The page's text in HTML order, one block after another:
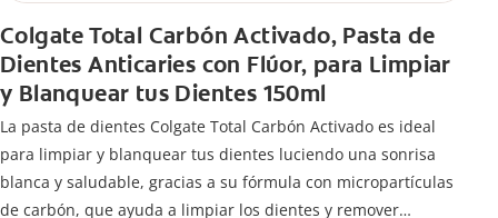
Colgate Total Carbón Activado, Pasta de
Dientes Anticaries con Flúor, para Limpiar
y Blanquear tus Dientes 150ml
La pasta de dientes Colgate Total Carbón Activado es ideal
para limpiar y blanquear tus dientes luciendo una sonrisa
blanca y saludable, gracias a su fórmula con micropartículas
de carbón, que ayuda a limpiar los dientes y remover